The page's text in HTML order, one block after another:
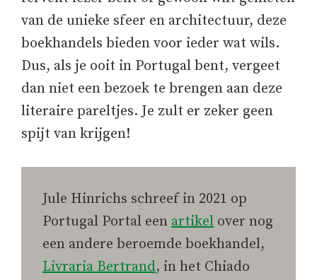
van de unieke sfeer en architectuur, deze
boekhandels bieden voor ieder wat wils.
Dus, als je ooit in Portugal bent, vergeet
dan niet een bezoek te brengen aan deze
literaire pareltjes. Je zult er zeker geen
spijt van krijgen!
Jule Hinrichs schreef in 2021 op
Portugal Portal een artikel over nog
een andere beroemde boekhandel,
Livraria Bertrand, in het Chiado